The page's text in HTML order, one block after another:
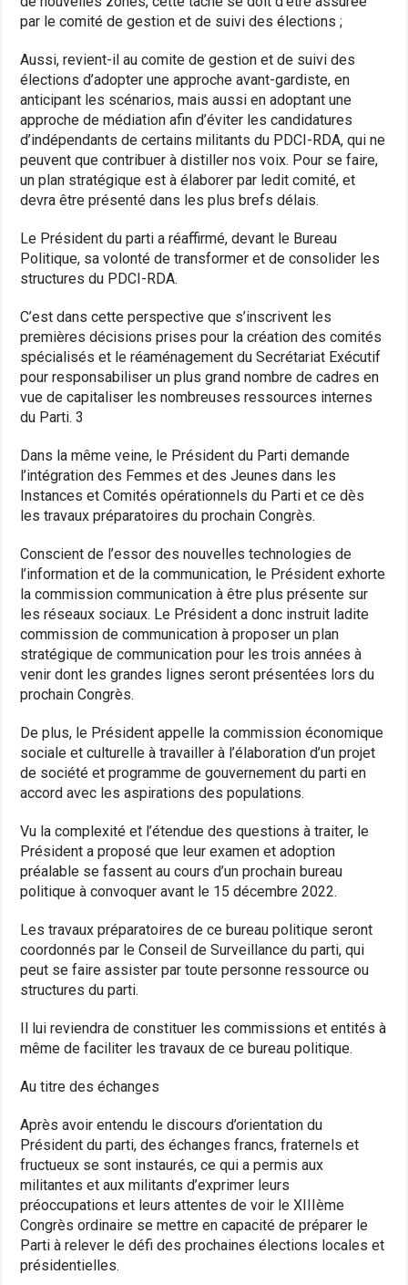
par le comité de gestion et de suivi des élections ;
Aussi, revient-il au comite de gestion et de suivi des
élections d’adopter une approche avant-gardiste, en
anticipant les scénarios, mais aussi en adoptant une
approche de médiation afin d’éviter les candidatures
d’indépendants de certains militants du PDCI-RDA, qui ne
peuvent que contribuer à distiller nos voix. Pour se faire,
un plan stratégique est à élaborer par ledit comité, et
devra être présenté dans les plus brefs délais.
Le Président du parti a réaffirmé, devant le Bureau
Politique, sa volonté de transformer et de consolider les
structures du PDCI-RDA.
C’est dans cette perspective que s’inscrivent les
premières décisions prises pour la création des comités
spécialisés et le réaménagement du Secrétariat Exécutif
pour responsabiliser un plus grand nombre de cadres en
vue de capitaliser les nombreuses ressources internes
du Parti. 3
Dans la même veine, le Président du Parti demande
l’intégration des Femmes et des Jeunes dans les
Instances et Comités opérationnels du Parti et ce dès
les travaux préparatoires du prochain Congrès.
Conscient de l’essor des nouvelles technologies de
l’information et de la communication, le Président exhorte
la commission communication à être plus présente sur
les réseaux sociaux. Le Président a donc instruit ladite
commission de communication à proposer un plan
stratégique de communication pour les trois années à
venir dont les grandes lignes seront présentées lors du
prochain Congrès.
De plus, le Président appelle la commission économique
sociale et culturelle à travailler à l’élaboration d’un projet
de société et programme de gouvernement du parti en
accord avec les aspirations des populations.
Vu la complexité et l’étendue des questions à traiter, le
Président a proposé que leur examen et adoption
préalable se fassent au cours d’un prochain bureau
politique à convoquer avant le 15 décembre 2022.
Les travaux préparatoires de ce bureau politique seront
coordonnés par le Conseil de Surveillance du parti, qui
peut se faire assister par toute personne ressource ou
structures du parti.
Il lui reviendra de constituer les commissions et entités à
même de faciliter les travaux de ce bureau politique.
Au titre des échanges
Après avoir entendu le discours d’orientation du
Président du parti, des échanges francs, fraternels et
fructueux se sont instaurés, ce qui a permis aux
militantes et aux militants d’exprimer leurs
préoccupations et leurs attentes de voir le XIIIème
Congrès ordinaire se mettre en capacité de préparer le
Parti à relever le défi des prochaines élections locales et
présidentielles.